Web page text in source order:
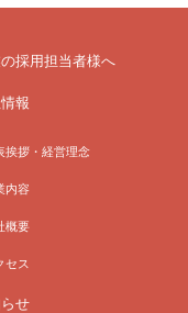
採用担当者様へ
報
挨拶・経営理念
内容
概要
セス
せ